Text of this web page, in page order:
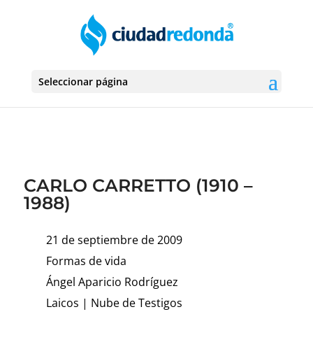
Seleccionar página
CARLO CARRETTO (1910 –
1988)
21 de septiembre de 2009
Formas de vida
Ángel Aparicio Rodríguez
Laicos | Nube de Testigos